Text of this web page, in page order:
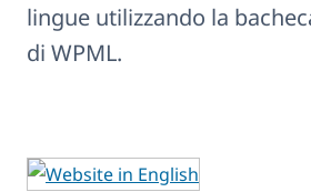
lingue utilizzando la
di WPML.